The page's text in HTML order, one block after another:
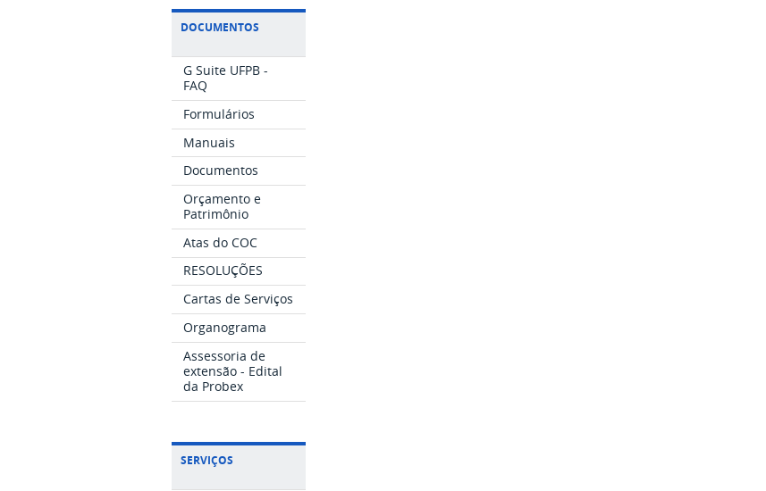
DOCUMENTOS
G Suite UFPB -
FAQ
Formulários
Manuais
Documentos
Orçamento e
Patrimônio
Atas do COC
RESOLUÇÕES
Cartas de Serviços
Organograma
Assessoria de
extensão - Edital
da Probex
SERVIÇOS